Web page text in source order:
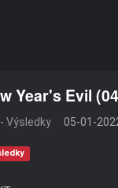
Year's Evil
Výsledky 05-01-